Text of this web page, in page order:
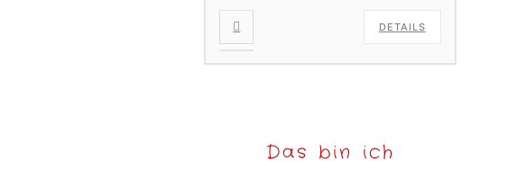
DETAILS
Das bin ich